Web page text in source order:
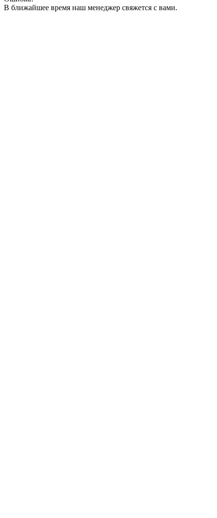
В ближайшее время наш менеджер свяжется с вами.